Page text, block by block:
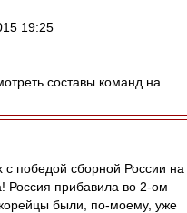
19:25
составы команд на
с победой сборной России на
Россия прибавила во 2-ом
были, по-моему, уже